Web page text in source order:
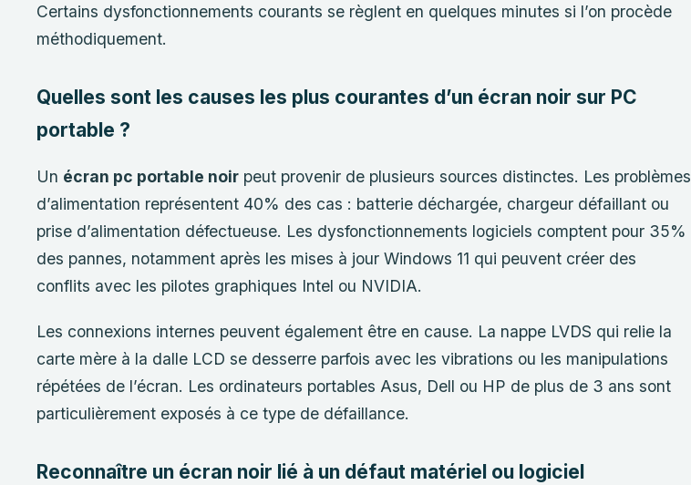
Certains dysfonctionnements courants se règlent en quelques minutes si l’on procède
méthodiquement.
Quelles sont les causes les plus courantes d’un écran noir sur PC
portable ?
Un écran pc portable noir peut provenir de plusieurs sources distinctes. Les problèmes
d’alimentation représentent 40% des cas : batterie déchargée, chargeur défaillant ou
prise d’alimentation défectueuse. Les dysfonctionnements logiciels comptent pour 35%
des pannes, notamment après les mises à jour Windows 11 qui peuvent créer des
conflits avec les pilotes graphiques Intel ou NVIDIA.
Les connexions internes peuvent également être en cause. La nappe LVDS qui relie la
carte mère à la dalle LCD se desserre parfois avec les vibrations ou les manipulations
répétées de l’écran. Les ordinateurs portables Asus, Dell ou HP de plus de 3 ans sont
particulièrement exposés à ce type de défaillance.
Reconnaître un écran noir lié à un défaut matériel ou logiciel